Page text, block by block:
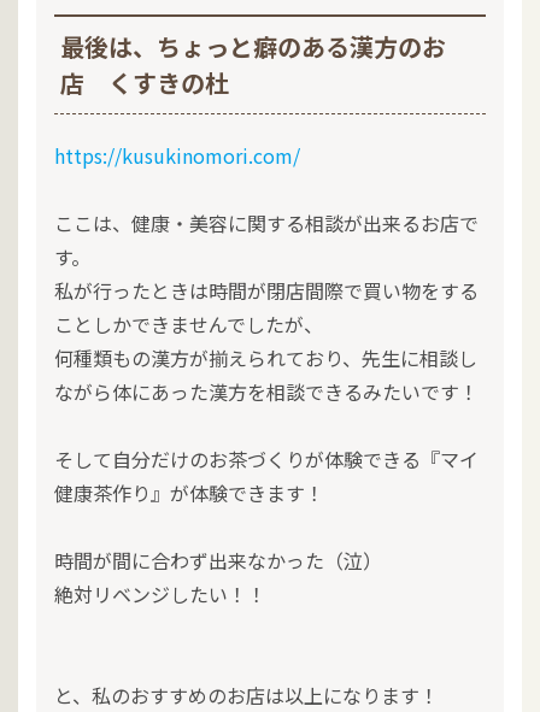
最後は、ちょっと癖のある漢方のお
店 くすきの杜
https://kusukinomori.com/
ここは、健康・美容に関する相談が出来るお店で
す。
私が行ったときは時間が閉店間際で買い物をする
ことしかできませんでしたが、
何種類もの漢方が揃えられており、先生に相談し
ながら体にあった漢方を相談できるみたいです！
そして自分だけのお茶づくりが体験できる『マイ
健康茶作り』が体験できます！
時間が間に合わず出来なかった（泣）
絶対リベンジしたい！！
と、私のおすすめのお店は以上になります！